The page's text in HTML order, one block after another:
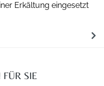
Erkältung eingesetzt
SIE